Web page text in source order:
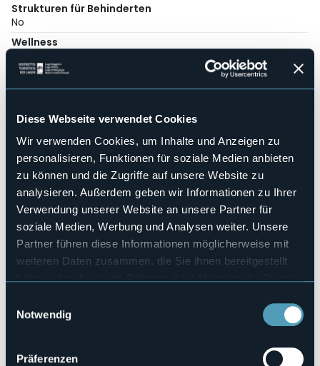
Diese Webseite verwendet Cookies
Wir verwenden Cookies, um Inhalte und Anzeigen zu
personalisieren, Funktionen für soziale Medien anbieten
zu können und die Zugriffe auf unsere Website zu
analysieren. Außerdem geben wir Informationen zu Ihrer
Verwendung unserer Website an unsere Partner für
soziale Medien, Werbung und Analysen weiter. Unsere
Partner führen diese Informationen möglicherweise mit
weiteren Daten zusammen, die Sie ihnen bereitgestellt
Notwendig
Präferenzen
Strukturen für Behinderten
No
Wellness
Kongresshalle
No
No
Haustiere erlaubt
No
Anzahl der Zimmer
3
Anzahl der Betten
6
E-mail
ladimoradegliarchi@libero.it
Codice CIR
103029-BEB-00002